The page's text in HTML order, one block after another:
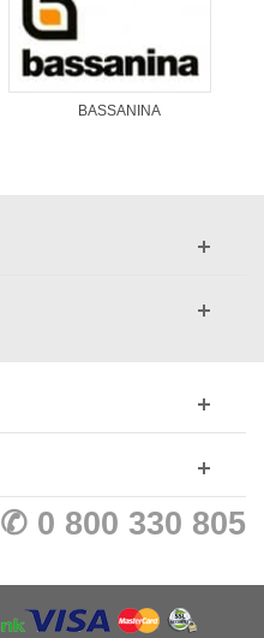
BASSANINA
✆ 0 800 330 805